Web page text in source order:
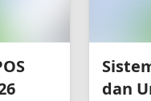
dan